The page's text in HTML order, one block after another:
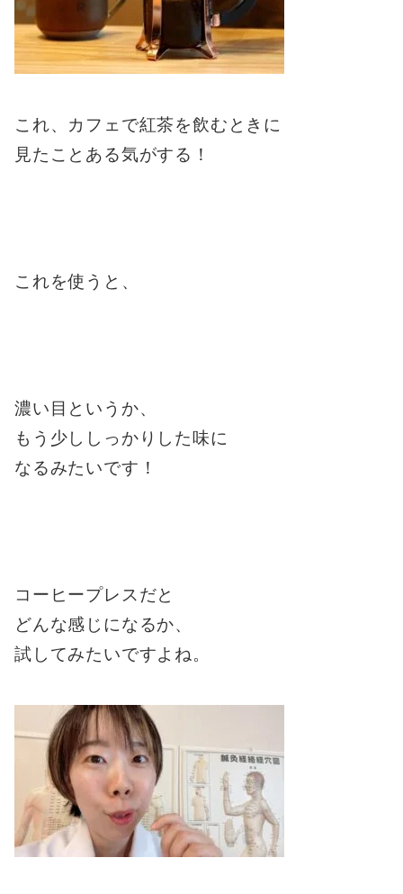
これ、カフェで紅茶を飲むときに
見たことある気がする！
これを使うと、
濃い目というか、
もう少ししっかりした味に
なるみたいです！
コーヒープレスだと
どんな感じになるか、
試してみたいですよね。